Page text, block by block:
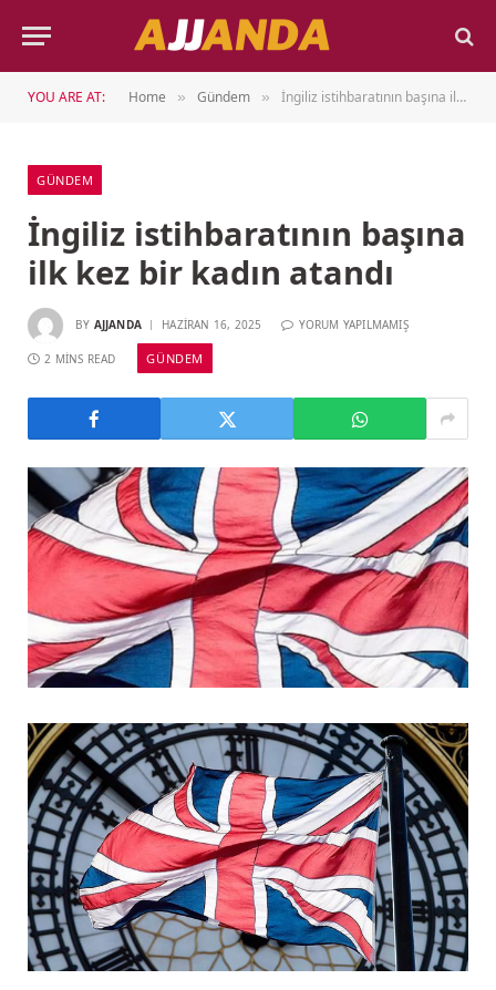
YOU ARE AT: Home » Gündem » İngiliz istihbaratının başına ilk kez bir kadın atandı
GÜNDEM
İngiliz istihbaratının başına
ilk kez bir kadın atandı
BY AJJANDA HAZIRAN 16, 2025 YORUM YAPILMAMIŞ
2 MINS READ GÜNDEM